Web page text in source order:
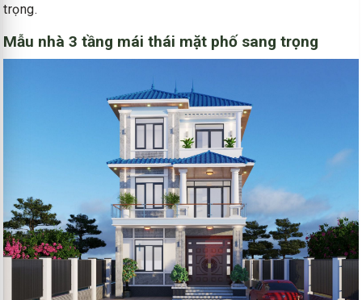
trọng.
Mẫu nhà 3 tầng mái thái mặt phố sang trọng